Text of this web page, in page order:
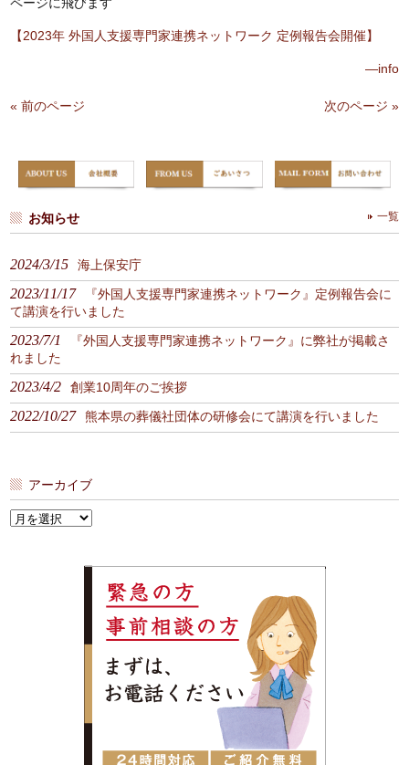
【2023年 外国人支援専門家連携ネットワーク 定例報告会開催】
—info
« 前のページ 次のページ »
お知らせ 一覧
2024/3/15 海上保安庁
2023/11/17
『外国人支援専門家連携ネットワーク』定例報告会に
て講演を行いました
2023/7/1
『外国人支援専門家連携ネットワーク』に弊社が掲載さ
れました
2023/4/2 創業10周年のご挨拶
2022/10/27 熊本県の葬儀社団体の研修会にて講演を行いました
アーカイブ
ア